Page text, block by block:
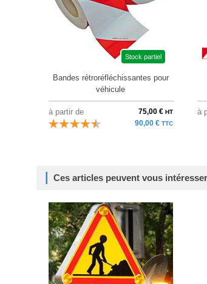
Stock partiel
Bandes rétroréfléchissantes pour
véhicule
à partir de 75,00 € HT
90,00 € TTC
à
Ces articles peuvent vous intéresser